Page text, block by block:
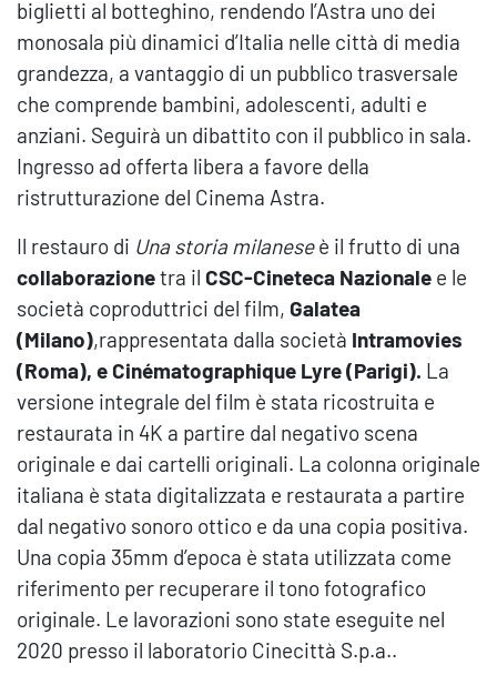
biglietti al botteghino, rendendo l’Astra uno dei
monosala più dinamici d’Italia nelle città di media
grandezza, a vantaggio di un pubblico trasversale
che comprende bambini, adolescenti, adulti e
anziani. Seguirà un dibattito con il pubblico in sala.
Ingresso ad offerta libera a favore della
ristrutturazione del Cinema Astra.
Il restauro di Una storia milaneseè il frutto di una
collaborazionetra il CSC-Cineteca Nazionale e le
società coproduttrici del film, Galatea
(Milano),rappresentata dalla società Intramovies
(Roma), e Cinématographique Lyre (Parigi). La
versione integrale del film è stata ricostruita e
restaurata in 4K a partire dal negativo scena
originale e dai cartelli originali. La colonna originale
italiana è stata digitalizzata e restaurata a partire
dal negativo sonoro ottico e da una copia positiva.
Una copia 35mm d’epoca è stata utilizzata come
riferimento per recuperare il tono fotografico
originale. Le lavorazioni sono state eseguite nel
2020 presso il laboratorio Cinecittà S.p.a..